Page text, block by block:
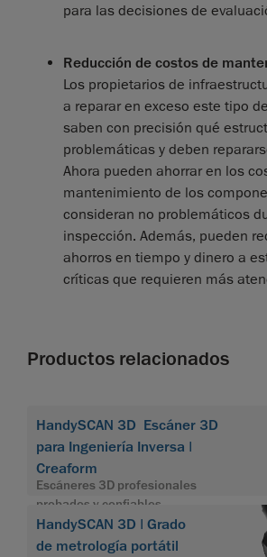
para las decisiones de
Reducción de costos de
Los propietarios de
a reparar en exceso este tipo
saben con precisión qué
problemáticas y deben
Ahora pueden ahorrar en los
mantenimiento de los
consideran no problemáticos
inspección. Además, pueden
ahorros en tiempo y dinero a
críticas que requieren más
Productos relacionados
HandySCAN 3D Escáner 3D
para Ingeniería Inversa |
Creaform
Escáneres 3D profesionales
probados y confiables
HandySCAN 3D | Grado
de metrología portátil